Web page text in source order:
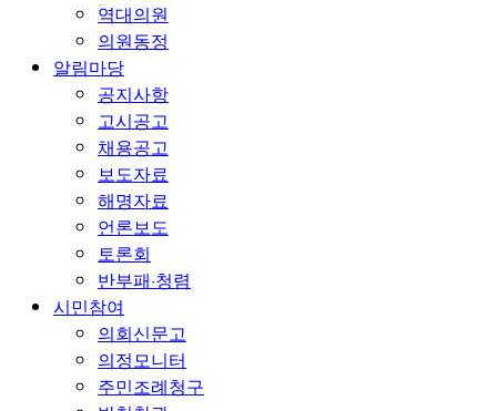
역대의원
의원동정
알림마당
공지사항
고시공고
채용공고
보도자료
해명자료
언론보도
토론회
반부패·청렴
시민참여
의회신문고
의정모니터
주민조례청구